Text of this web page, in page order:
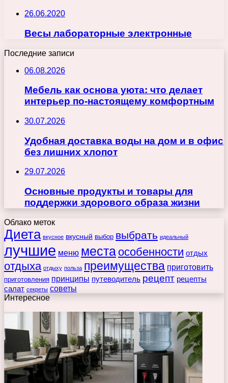
26.06.2020
Весы лабораторные электронные
Последние записи
06.08.2026
Мебель как основа уюта: что делает
интерьер по-настоящему комфортным
30.07.2026
Удобная доставка воды на дом и в офис
без лишних хлопот
29.07.2026
Основные продукты и товары для
поддержки здорового образа жизни
Облако меток
Диета вкусное вкусный выбор выбрать идеальный
лучшие меню места особенности отдых
отдыха отдыху польза преимущества приготовить
приготовления принципы путеводитель рецепт рецепты
салат секреты советы
Интересное